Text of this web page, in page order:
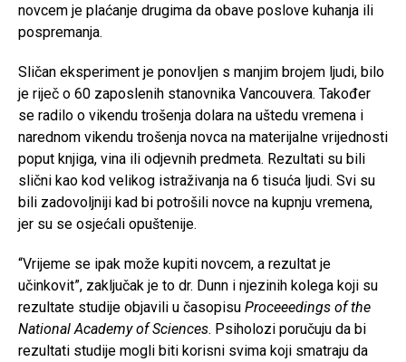
novcem je plaćanje drugima da obave poslove kuhanja ili
pospremanja.
Sličan eksperiment je ponovljen s manjim brojem ljudi, bilo
je riječ o 60 zaposlenih stanovnika Vancouvera. Također
se radilo o vikendu trošenja dolara na uštedu vremena i
narednom vikendu trošenja novca na materijalne vrijednosti
poput knjiga, vina ili odjevnih predmeta. Rezultati su bili
slični kao kod velikog istraživanja na 6 tisuća ljudi. Svi su
bili zadovoljniji kad bi potrošili novce na kupnju vremena,
jer su se osjećali opuštenije.
“Vrijeme se ipak može kupiti novcem, a rezultat je
učinkovit”, zaključak je to dr. Dunn i njezinih kolega koji su
rezultate studije objavili u časopisu Proceeedings of the
National Academy of Sciences. Psiholozi poručuju da bi
rezultati studije mogli biti korisni svima koji smatraju da